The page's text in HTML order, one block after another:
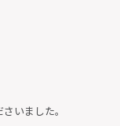
いました。